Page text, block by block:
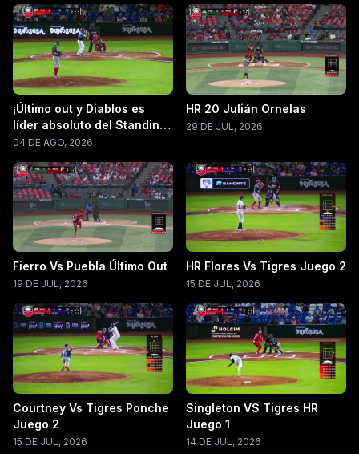
¡Último out y Diablos es
líder absoluto del Standing
LMB 2026!
04 DE AGO, 2026
HR 20 Julián Ornelas
29 DE JUL, 2026
Fierro Vs Puebla Último Out
19 DE JUL, 2026
HR Flores Vs Tigres Juego 2
15 DE JUL, 2026
Courtney Vs Tigres Ponche
Juego 2
15 DE JUL, 2026
Singleton VS Tigres HR
Juego 1
14 DE JUL, 2026